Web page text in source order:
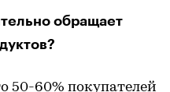
обращает
50-60% покупателей